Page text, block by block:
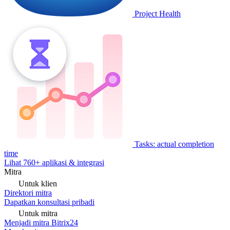
Project Health
Tasks: actual completion
time
Lihat 760+ aplikasi & integrasi
Mitra
Untuk klien
Direktori mitra
Dapatkan konsultasi pribadi
Untuk mitra
Menjadi mitra Bitrix24